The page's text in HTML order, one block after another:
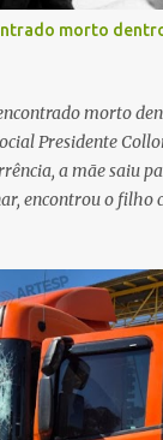
da FAB seguiu
Intra-Hospitalar de
(CIHDOTT) da
morto
morto
Presidente
a mãe saiu
encontrou o filho
de saúde. Fonte: